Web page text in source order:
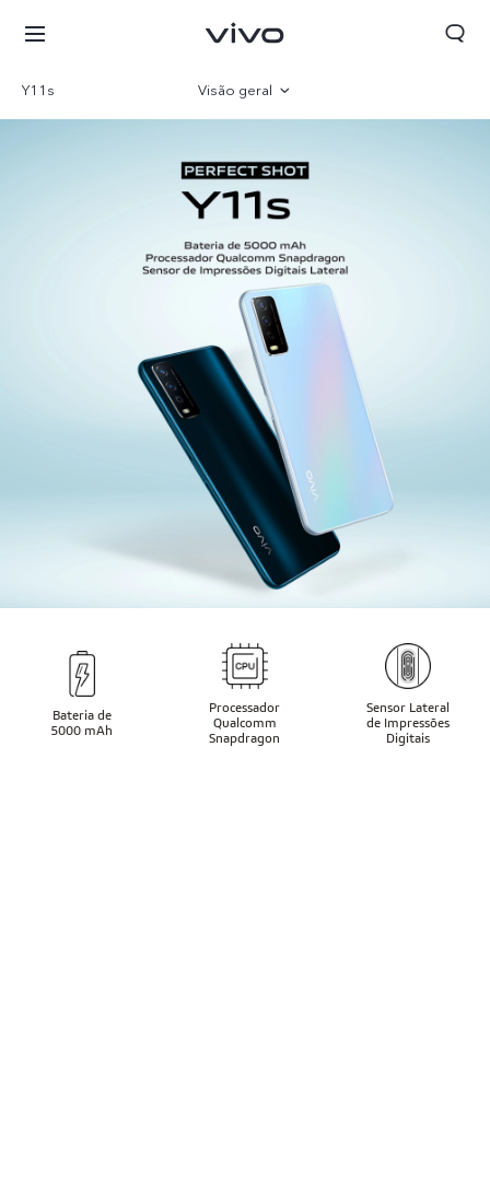
Portugal | Selecionar país/região
Y11s Visão geral
Parâmetro
Bateria de
5000 mAh
Processador
Qualcomm
Snapdragon
Sensor Lateral
de Impressões
Digitais